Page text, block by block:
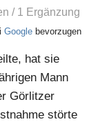
/ 1 Ergänzung
Google bevorzugen
hat sie
Mann
Görlitzer
störte